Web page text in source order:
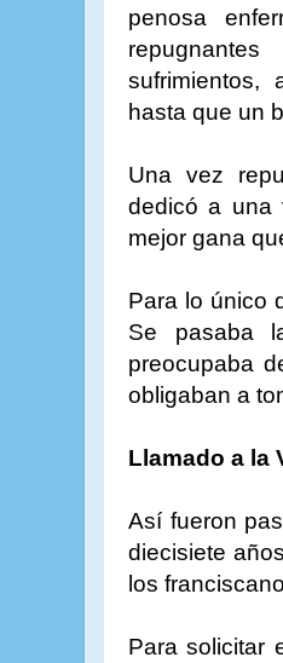
penosa
sufrimientos,
hasta que un
Una vez
dedicó a una
mejor gana
Para lo único
Se pasaba
preocupaba
obligaban a
Llamado a la
Así fueron
diecisiete
los
Para solicitar